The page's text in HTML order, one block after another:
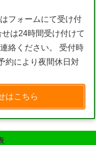
フォームにて受け付
は24時間受け付けて
絡ください。 受付時
約により夜間休日対
はこちら